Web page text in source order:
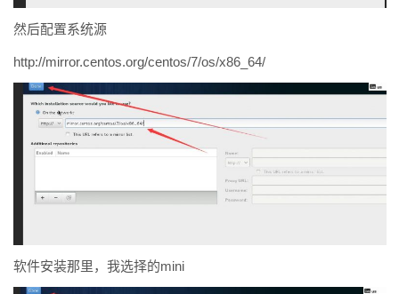
然后配置系统源
http://mirror.centos.org/centos/7/os/x86_64/
软件安装那里，我选择的mini